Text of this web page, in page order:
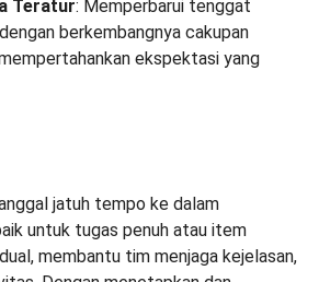
Teratur: Memperbarui tenggat
berkembangnya cakupan
ekspektasi yang
jatuh tempo ke dalam
untuk tugas penuh atau item
membantu tim menjaga kejelasan,